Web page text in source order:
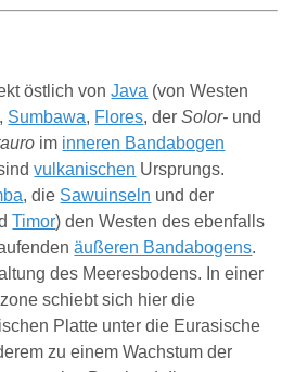
östlich vonJava (von Westen
, Sumbawa, Flores, derSolor- und
im inneren Bandabogen
vulkanischen Ursprungs.
, die Sawuinseln und der
Timor) den Westen des ebenfalls
äußeren Bandabogens.
des Meeresbodens. In einer
schiebt sich hier die
Platte unter die Eurasische
zu einem Wachstum der